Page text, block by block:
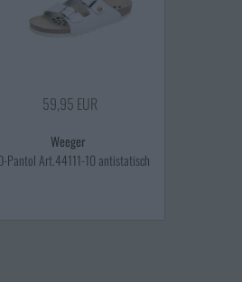
59,95 EUR
Weeger
Pantol Art.44111-10 antistatisch